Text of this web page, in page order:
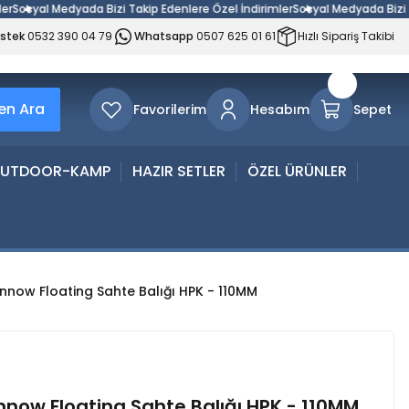
Medyada Bizi Takip Edenlere Özel İndirimlerSosyal Medyada Bizi
0532 390 04 79 Whatsapp 0507 625 01 61 Hızlı Sipariş Takibi
Ara Favorilerim Hesabım Sepet
KAMP HAZIR SETLER ÖZEL ÜRÜNLER
Floating Sahte Balığı HPK - 110MM